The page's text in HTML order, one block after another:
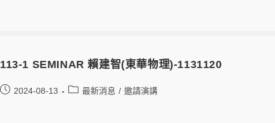
113-1 SEMINAR 賴建智(東華物理)-1131120
2024-08-13 最新消息 / 邀請演講